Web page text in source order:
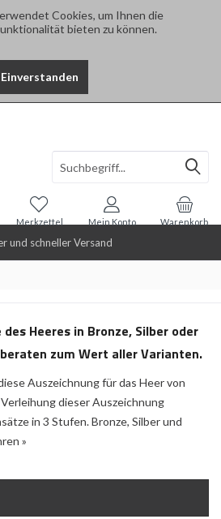
Cookies, um Ihnen die
bieten zu können.
Einverstanden
und schneller Versand
Warenkorb
Merkzettel Mein Konto
Heeres in Bronze, Silber oder
zum Wert aller Varianten.
Auszeichnung für das Heer von
dieser Auszeichnung
in 3 Stufen. Bronze, Silber und
»